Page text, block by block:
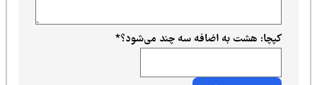
کپچا: هشت به اضافه سه چند می‌شود؟*